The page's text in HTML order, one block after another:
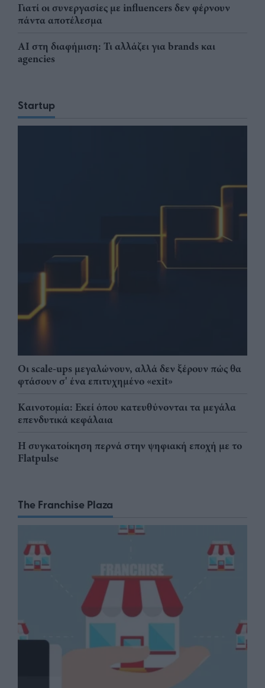
Γιατί οι συνεργασίες με influencers δεν φέρνουν
πάντα αποτέλεσμα
AI στη διαφήμιση: Τι αλλάζει για brands και
agencies
Startup
Οι scale-ups μεγαλώνουν, αλλά δεν ξέρουν πώς θα
φτάσουν σ' ένα επιτυχημένο «exit»
Καινοτομία: Εκεί όπου κατευθύνονται τα μεγάλα
επενδυτικά κεφάλαια
Η συγκατοίκηση περνά στην ψηφιακή εποχή με το
Flatpulse
The Franchise Plaza